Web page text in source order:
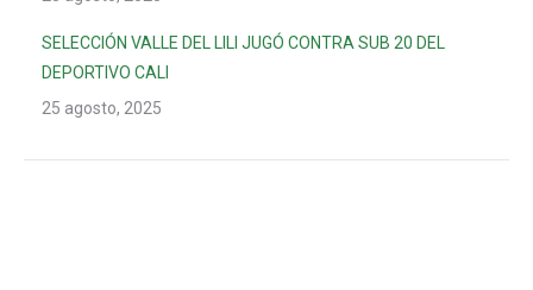
SELECCIÓN VALLE DEL LILI JUGÓ CONTRA SUB 20 DEL
DEPORTIVO CALI
25 agosto, 2025